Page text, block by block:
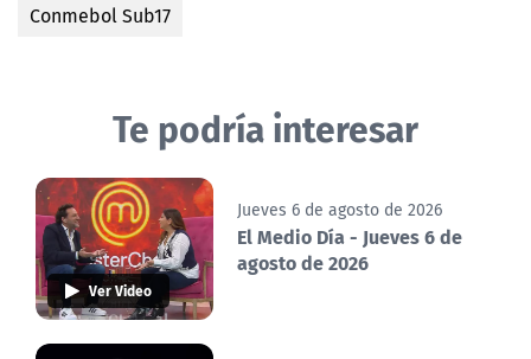
Conmebol Sub17
Te podría interesar
Ver Video
Jueves 6 de agosto de 2026
El Medio Día - Jueves 6 de
agosto de 2026